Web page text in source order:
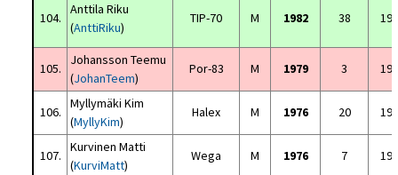
104.
Anttila Riku
(AnttiRiku)
TIP-70 M 1982 38
105.
Johansson Teemu
(JohanTeem)
Por-83 M 1979 3
106.
Myllymäki Kim
(MyllyKim)
Halex M 1976 20
107.
Kurvinen Matti
(KurviMatt)
Wega M 1976 7